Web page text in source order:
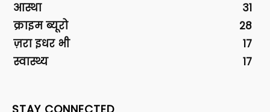
आस्था
31
क्राइम ब्यूरो
28
ज़रा इधर भी
17
स्वास्थ्य
17